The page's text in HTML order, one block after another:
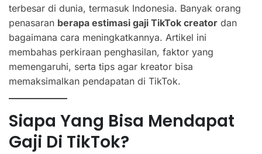
terbesar di dunia, termasuk Indonesia. Banyak orang
penasaran berapa estimasi gaji TikTok creator dan
bagaimana cara meningkatkannya. Artikel ini
membahas perkiraan penghasilan, faktor yang
memengaruhi, serta tips agar kreator bisa
memaksimalkan pendapatan di TikTok.
Siapa Yang Bisa Mendapat
Gaji Di TikTok?